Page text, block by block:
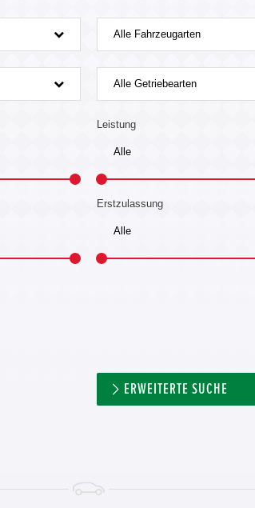
Alle Fahrzeugarten
Alle Getriebearten
Leistung
Erstzulassung
ERWEITERTE SUCHE